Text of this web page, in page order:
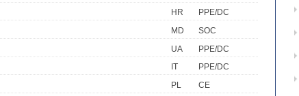
HR
PPE/DC
MD
SOC
UA
PPE/DC
IT
PPE/DC
PL
CE